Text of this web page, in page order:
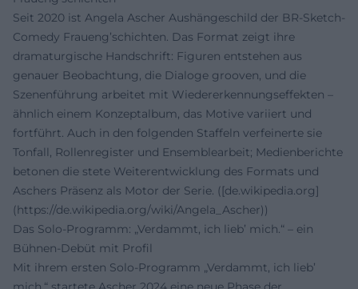
Seit 2020 ist Angela Ascher Aushängeschild der BR-Sketch-
Comedy Fraueng’schichten. Das Format zeigt ihre
dramaturgische Handschrift: Figuren entstehen aus
genauer Beobachtung, die Dialoge grooven, und die
Szenenführung arbeitet mit Wiedererkennungseffekten –
ähnlich einem Konzeptalbum, das Motive variiert und
fortführt. Auch in den folgenden Staffeln verfeinerte sie
Tonfall, Rollenregister und Ensemblearbeit; Medienberichte
betonen die stete Weiterentwicklung des Formats und
Aschers Präsenz als Motor der Serie. ([de.wikipedia.org]
(https://de.wikipedia.org/wiki/Angela_Ascher))
Das Solo-Programm: „Verdammt, ich lieb’ mich.“ – ein
Bühnen-Debüt mit Profil
Mit ihrem ersten Solo-Programm „Verdammt, ich lieb’